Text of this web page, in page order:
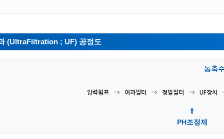
(UltraFiltration ; UF) 공정도
농축
압력펌프 ⇒ 여과필터 ⇒ 정밀필터 ⇒ UF장치
⇑
PH조정제